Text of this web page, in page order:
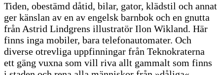
Tiden, obestämd dåtid, bilar, gator, klädstil och annat
ger känslan av en av engelsk barnbok och en gnutta
från Astrid Lindgrens illustratör Ilon Wikland. Här
finns inga mobiler, bara telefonautomater. Och
diverse otrevliga uppfinningar från Teknokraterna
ett gäng vuxna som vill riva allt gammalt som finns